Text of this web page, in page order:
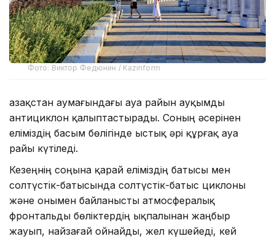
Фото: Виктор Федюнин / Kazinform
Қазақстан аумағындағы ауа райын ауқымды
антициклон қалыптастырады. Соның әсерінен
еліміздің басым бөлігінде ыстық әрі құрғақ ауа
райы күтіледі.
Кезеңнің соңына қарай еліміздің батысы мен
солтүстік-батысында солтүстік-батыс циклоны
және онымен байланысты атмосфералық
фронтальды бөліктердің ықпалынан жаңбыр
жауып, найзағай ойнайды, жел күшейеді, кей